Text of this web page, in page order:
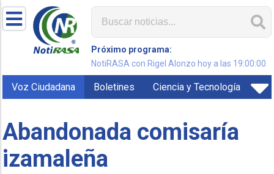
Próximo programa:
NotiRASA con Rigel Alonzo hoy a las 19:00:00
Voz Ciudadana Boletines Ciencia y Tecnología
Abandonada comisaría
izamaleña